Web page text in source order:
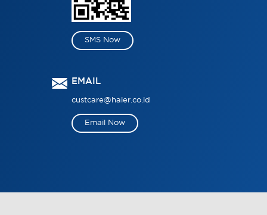
SMS Now
EMAIL
custcare@haier.co.id
Email Now